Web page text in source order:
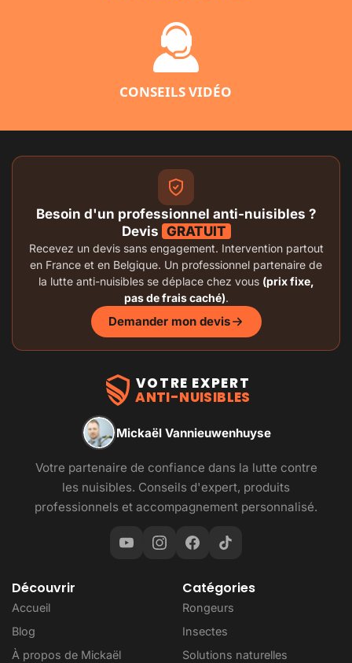
CONSEILS VIDÉO
Besoin d'un professionnel anti-nuisibles ?
Devis GRATUIT
Recevez un devis sans engagement. Intervention partout
en France et en Belgique. Un professionnel partenaire de
la lutte anti-nuisibles se déplace chez vous (prix fixe,
pas de frais caché).
Demander mon devis
VOTRE EXPERT
ANTI-NUISIBLES
Mickaël Vannieuwenhuyse
Votre partenaire de confiance dans la lutte contre
les nuisibles. Conseils d'expert, produits
professionnels et accompagnement personnalisé.
Découvrir
Accueil
Blog
À propos de Mickaël
Catégories
Rongeurs
Insectes
Solutions naturelles